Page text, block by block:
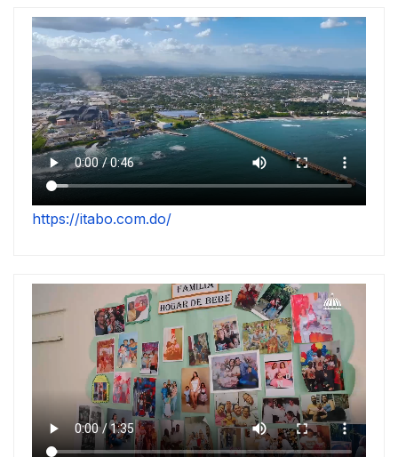
https://itabo.com.do/